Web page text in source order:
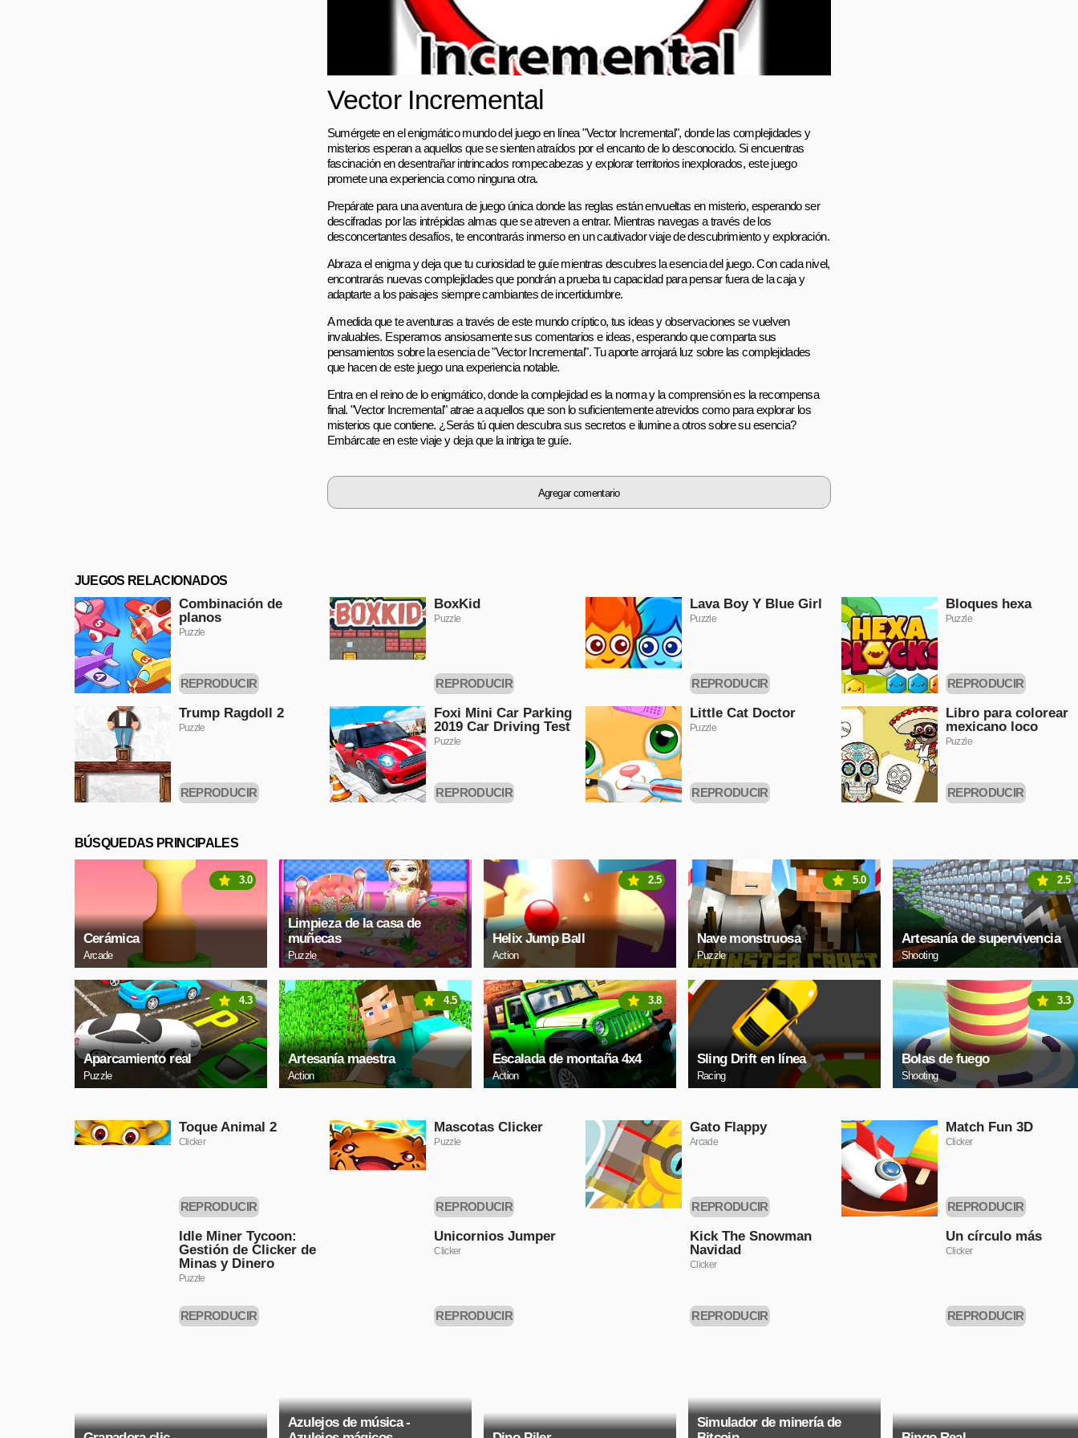
Vector Incremental
Sumérgete en el enigmático mundo del juego en línea "Vector Incremental", donde las complejidades y
misterios esperan a aquellos que se sienten atraídos por el encanto de lo desconocido. Si encuentras
fascinación en desentrañar intrincados rompecabezas y explorar territorios inexplorados, este juego
promete una experiencia como ninguna otra.
Prepárate para una aventura de juego única donde las reglas están envueltas en misterio, esperando ser
descifradas por las intrépidas almas que se atreven a entrar. Mientras navegas a través de los
desconcertantes desafíos, te encontrarás inmerso en un cautivador viaje de descubrimiento y exploración.
Abraza el enigma y deja que tu curiosidad te guíe mientras descubres la esencia del juego. Con cada nivel,
encontrarás nuevas complejidades que pondrán a prueba tu capacidad para pensar fuera de la caja y
adaptarte a los paisajes siempre cambiantes de incertidumbre.
A medida que te aventuras a través de este mundo críptico, tus ideas y observaciones se vuelven
invaluables. Esperamos ansiosamente sus comentarios e ideas, esperando que comparta sus
pensamientos sobre la esencia de "Vector Incremental". Tu aporte arrojará luz sobre las complejidades
que hacen de este juego una experiencia notable.
Entra en el reino de lo enigmático, donde la complejidad es la norma y la comprensión es la recompensa
final. "Vector Incremental" atrae a aquellos que son lo suficientemente atrevidos como para explorar los
misterios que contiene. ¿Serás tú quien descubra sus secretos e ilumine a otros sobre su esencia?
Embárcate en este viaje y deja que la intriga te guíe.
Agregar comentario
JUEGOS RELACIONADOS
Combinación de
planos
Puzzle
REPRODUCIR
BoxKid
Puzzle
REPRODUCIR
Lava Boy Y Blue Girl
Puzzle
REPRODUCIR
Bloques hexa
Puzzle
REPRODUCIR
Trump Ragdoll 2
Puzzle
REPRODUCIR
Foxi Mini Car Parking
2019 Car Driving Test
Puzzle
REPRODUCIR
Little Cat Doctor
Puzzle
REPRODUCIR
Libro para colorear
mexicano loco
Puzzle
REPRODUCIR
BÚSQUEDAS PRINCIPALES
Cerámica
Arcade
3.0
Limpieza de la casa de
muñecas
Puzzle
Helix Jump Ball
Action
2.5
Nave monstruosa
Puzzle
5.0
Artesanía de supervivencia
Shooting
2.5
Aparcamiento real
Puzzle
4.3
Artesanía maestra
Action
4.5
Escalada de montaña 4x4
Action
3.8
Sling Drift en línea
Racing
Bolas de fuego
Shooting
3.3
Toque Animal 2
Clicker
REPRODUCIR
Mascotas Clicker
Puzzle
REPRODUCIR
Gato Flappy
Arcade
REPRODUCIR
Match Fun 3D
Clicker
REPRODUCIR
AHORA
Idle Miner Tycoon:
Gestión de Clicker de
Minas y Dinero
Puzzle
REPRODUCIR
Unicornios Jumper
Clicker
REPRODUCIR
Kick The Snowman
Navidad
Clicker
REPRODUCIR
Un círculo más
Clicker
REPRODUCIR
Azulejos de música -
Simulador de minería de